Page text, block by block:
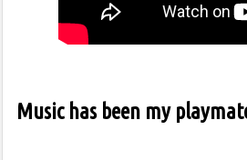
Music has been my